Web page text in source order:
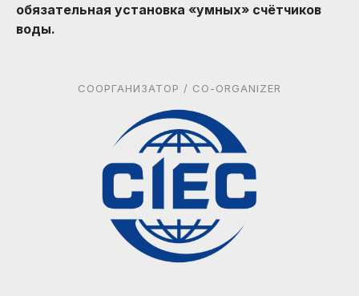
обязательная установка «умных» счётчиков
воды.
СООРГАНИЗАТОР / CO-ORGANIZER